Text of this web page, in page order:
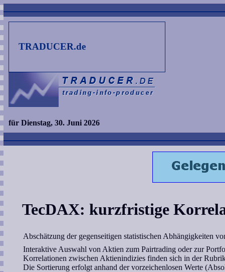
TRADUCER.de
für Dienstag, 30. Juni 2026
TecDAX: kurzfristige
Abschätzung der gegenseitigen statistischen Abhängigkeiten
Interaktive Auswahl von Aktien zum Pairtrading oder zur
Korrelationen zwischen Aktienindizies finden sich in der
Die Sortierung erfolgt anhand der vorzeichenlosen Werte